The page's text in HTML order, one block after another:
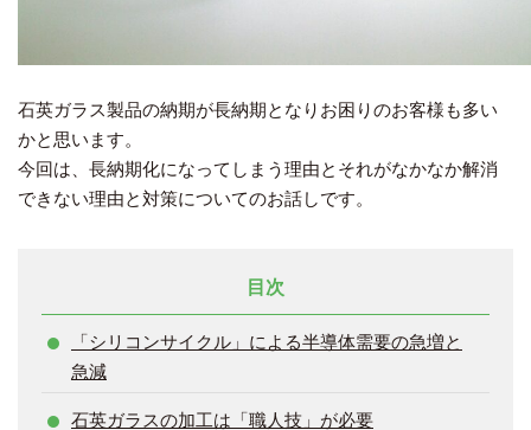
石英ガラス製品の納期が長納期となりお困りのお客様も多い
かと思います。
今回は、長納期化になってしまう理由とそれがなかなか解消
できない理由と対策についてのお話しです。
目次
「シリコンサイクル」による半導体需要の急増と
急減
石英ガラスの加工は「職人技」が必要